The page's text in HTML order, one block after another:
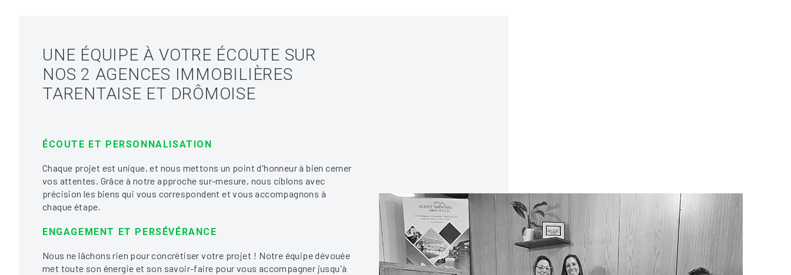
UNE ÉQUIPE À VOTRE ÉCOUTE SUR
NOS 2 AGENCES IMMOBILIÈRES
TARENTAISE ET DRÔMOISE
ÉCOUTE ET PERSONNALISATION
Chaque projet est unique, et nous mettons un point d'honneur à bien cerner
vos attentes. Grâce à notre approche sur-mesure, nous ciblons avec
précision les biens qui vous correspondent et vous accompagnons à
chaque étape.
ENGAGEMENT ET PERSÉVÉRANCE
Nous ne lâchons rien pour concrétiser votre projet ! Notre équipe dévouée
met toute son énergie et son savoir-faire pour vous accompagner jusqu'à